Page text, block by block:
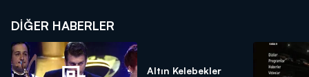
DIĞER HABERLER
Altın Kelebekler